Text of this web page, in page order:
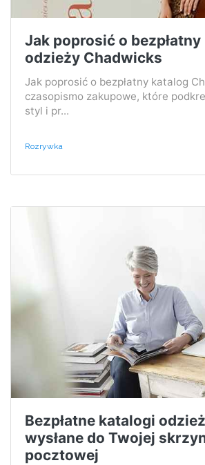
Jak poprosić o
odzieży Chadwicks
Jak poprosić o bezpłatny katalog
czasopismo zakupowe, które
styl i pr...
Rozrywka
Bezpłatne katalogi
wysłane do Twojej
pocztowej